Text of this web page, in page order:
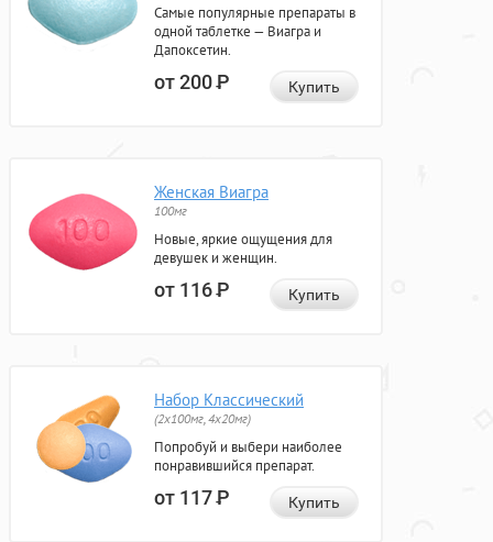
Самые популярные препараты в
одной таблетке — Виагра и
Дапоксетин.
от 200Р Купить
Женская Виагра
100мг
Новые, яркие ощущения для
девушек и женщин.
от 116Р Купить
Набор Классический
(2x100мг, 4x20мг)
Попробуй и выбери наиболее
понравившийся препарат.
от 117Р Купить